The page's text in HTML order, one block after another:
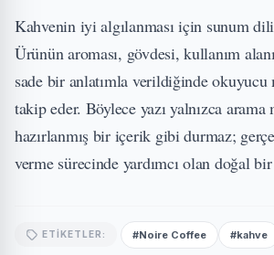
Kahvenin iyi algılanması için sunum
Ürünün aroması, gövdesi, kullanım
sade bir anlatımla verildiğinde okuyucu
takip eder. Böylece yazı yalnızca
hazırlanmış bir içerik gibi durmaz;
verme sürecinde yardımcı olan doğal
ETIKETLER: #Noire Coffee #kahve